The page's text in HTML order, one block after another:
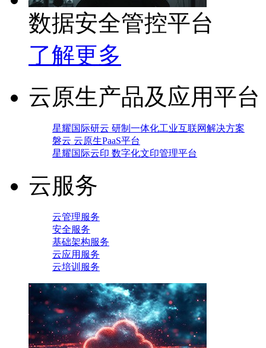
数据安全管控平台
了解更多
云原生产品及应用平台
星耀国际研云 研制一体化工业互联网解决方案
磐云 云原生PaaS平台
星耀国际云印 数字化文印管理平台
云服务
云管理服务
安全服务
基础架构服务
云应用服务
云培训服务